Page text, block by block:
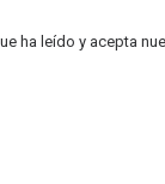
ha leído y acepta